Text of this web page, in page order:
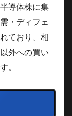
導体株に集
・ディフェ
ており、相
外への買い
。